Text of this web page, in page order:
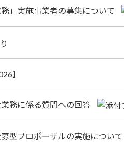
」実施事業者の募集について
】
務に係る質問への回答
型プロポーザルの実施について